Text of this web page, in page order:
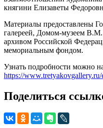
княгини Елизаветы
Материалы предоставлены
галереей, Домом-музеем
архивом Российской
мемориальным фондом.
Узнать подробности можно
https://
Поделиться